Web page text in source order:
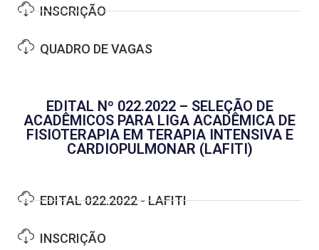
INSCRIÇÃO
QUADRO DE VAGAS
EDITAL Nº 022.2022 – SELEÇÃO DE
ACADÊMICOS PARA LIGA ACADÊMICA DE
FISIOTERAPIA EM TERAPIA INTENSIVA E
CARDIOPULMONAR (LAFITI)
EDITAL 022.2022 - LAFITI
INSCRIÇÃO